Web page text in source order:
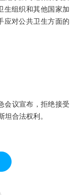
生组织和其他国家加
应对公共卫生方面的
会议宣布，拒绝接受
坦合法权利。